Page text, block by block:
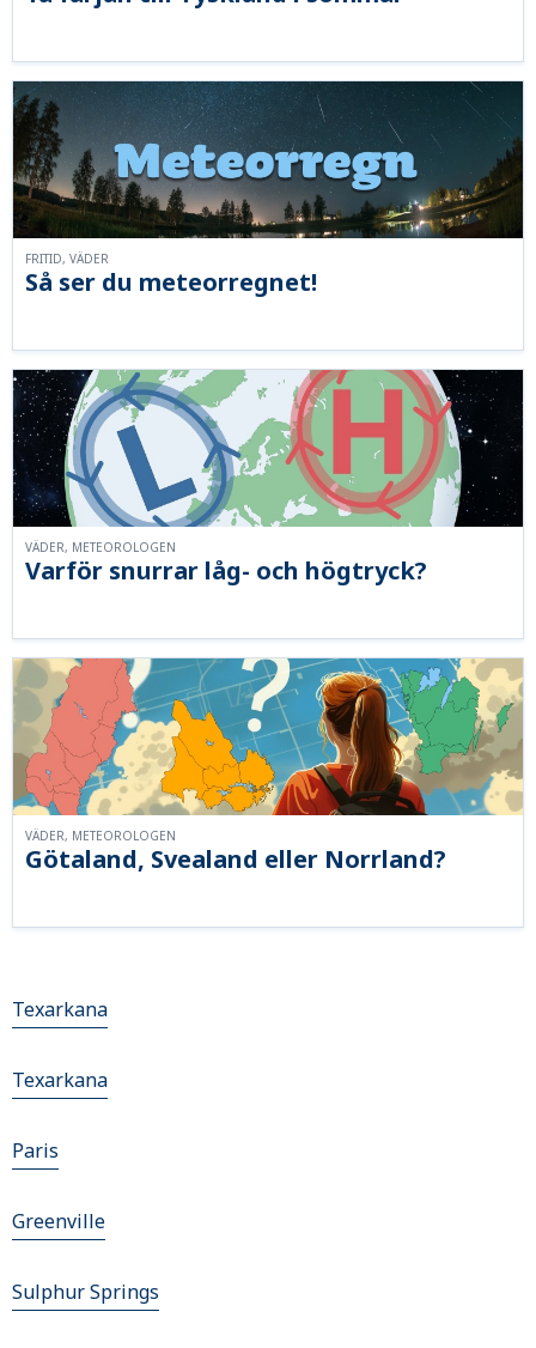
Så ser du meteorregnet!
FRITID, VÄDER
Varför snurrar låg- och högtryck?
VÄDER, METEOROLOGEN
Götaland, Svealand eller Norrland?
VÄDER, METEOROLOGEN
Texarkana
Texarkana
Paris
Greenville
Sulphur Springs